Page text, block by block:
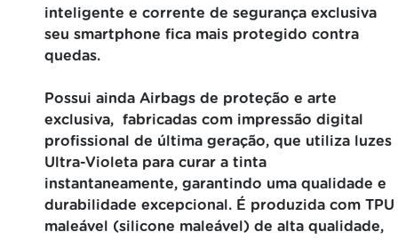
inteligente e corrente de segurança exclusiva
seu smartphone fica mais protegido contra
quedas.
Possui ainda Airbags de proteção e arte
exclusiva, fabricadas com impressão digital
profissional de última geração, que utiliza luzes
Ultra-Violeta para curar a tinta
instantaneamente, garantindo uma qualidade e
durabilidade excepcional. É produzida com TPU
maleável (silicone maleável) de alta qualidade,